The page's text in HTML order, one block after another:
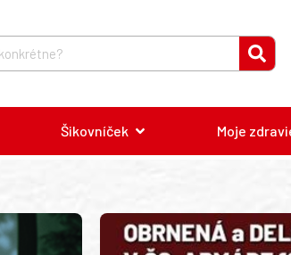
Šikovníček Moje